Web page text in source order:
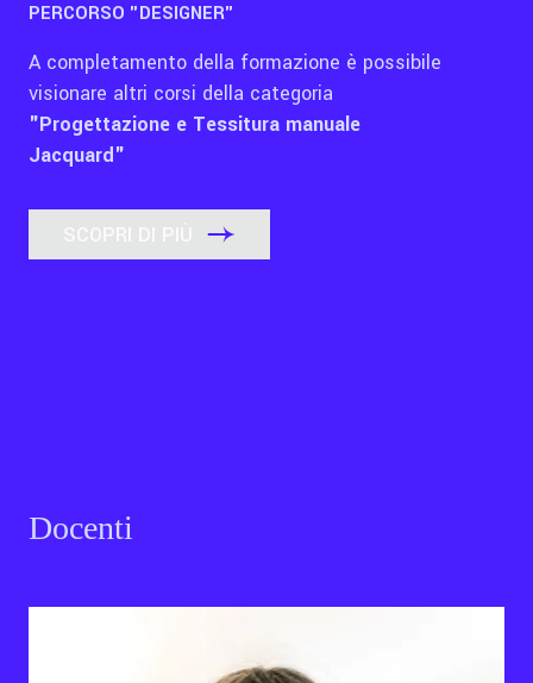
PERCORSO "DESIGNER"
A completamento della formazione è possibile
visionare altri corsi della categoria
"Progettazione e Tessitura manuale
Jacquard"
SCOPRI DI PIÙ
Docenti